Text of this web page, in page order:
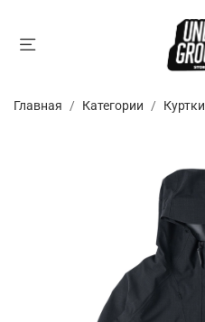
Главная Категории Куртки